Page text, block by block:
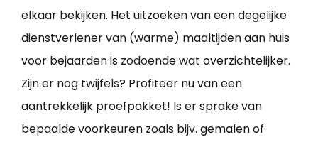
elkaar bekijken. Het uitzoeken van een degelijke
dienstverlener van (warme) maaltijden aan huis
voor bejaarden is zodoende wat overzichtelijker.
Zijn er nog twijfels? Profiteer nu van een
aantrekkelijk proefpakket! Is er sprake van
bepaalde voorkeuren zoals bijv. gemalen of